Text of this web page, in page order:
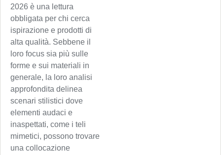
2026 è una lettura
obbligata per chi cerca
ispirazione e prodotti di
alta qualità. Sebbene il
loro focus sia più sulle
forme e sui materiali in
generale, la loro analisi
approfondita delinea
scenari stilistici dove
elementi audaci e
inaspettati, come i teli
mimetici, possono trovare
una collocazione